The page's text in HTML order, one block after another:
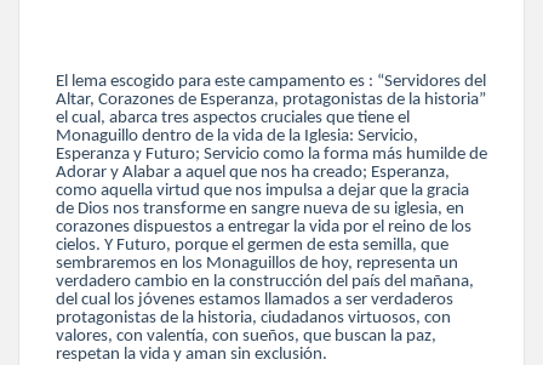
El lema escogido para este campamento es : “Servidores del
Altar, Corazones de Esperanza, protagonistas de la historia”
el cual, abarca tres aspectos cruciales que tiene el
Monaguillo dentro de la vida de la Iglesia: Servicio,
Esperanza y Futuro; Servicio como la forma más humilde de
Adorar y Alabar a aquel que nos ha creado; Esperanza,
como aquella virtud que nos impulsa a dejar que la gracia
de Dios nos transforme en sangre nueva de su iglesia, en
corazones dispuestos a entregar la vida por el reino de los
cielos. Y Futuro, porque el germen de esta semilla, que
sembraremos en los Monaguillos de hoy, representa un
verdadero cambio en la construcción del país del mañana,
del cual los jóvenes estamos llamados a ser verdaderos
protagonistas de la historia, ciudadanos virtuosos, con
valores, con valentía, con sueños, que buscan la paz,
respetan la vida y aman sin exclusión.